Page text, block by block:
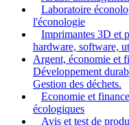
Laboratoire
l'éconologie
Imprimantes 3D et
hardware, software,
Argent, économie et
Développement
Gestion des déchets.
Economie et
écologiques
Avis et test de